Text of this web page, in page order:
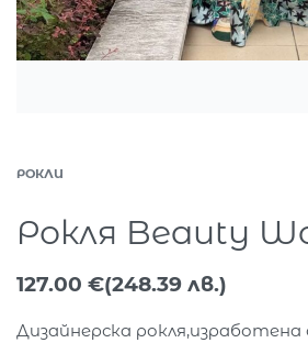
РОКЛИ
Рокля Beauty
127.00 €(248.39 лв.)
Дизайнерска